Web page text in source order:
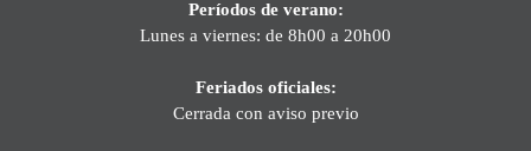
Períodos de verano:
Lunes a viernes: de 8h00 a 20h00
Feriados oficiales:
Cerrada con aviso previo